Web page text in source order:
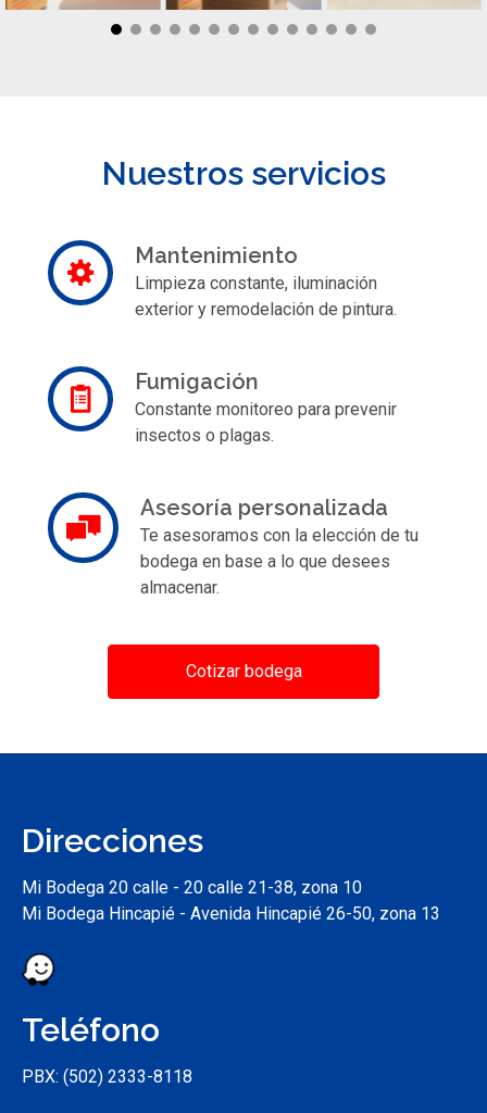
Nuestros servicios
Limpieza constante, iluminación
exterior y remodelación de pintura.
Constante monitoreo para prevenir
insectos o plagas.
Te asesoramos con la elección de tu
bodega en base a lo que desees
almacenar.
Cotizar bodega
Direcciones
Mi Bodega Hincapié - Avenida Hincapié 26-50, zona 13
Teléfono